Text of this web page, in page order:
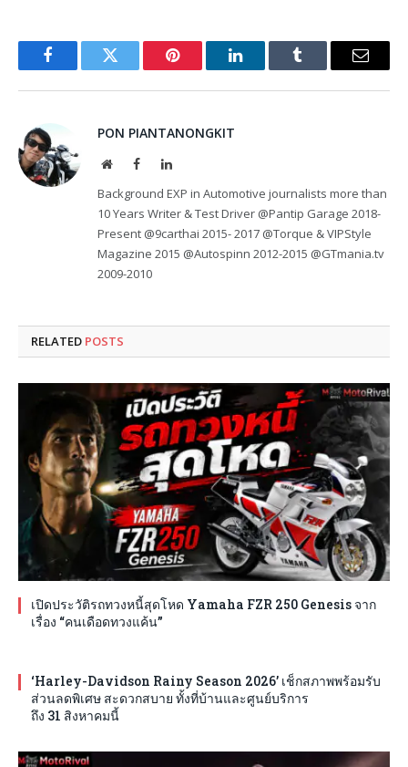
FacebookTwitter Pinterest LinkedInTumblr Email
PON PIANTANONGKIT
WebsiteFacebookLinkedIn
Background EXP in Automotive journalists more than
10 Years Writer & Test Driver @Pantip Garage 2018-
Present @9carthai 2015- 2017 @Torque & VIPStyle
Magazine 2015 @Autospinn 2012-2015 @GTmania.tv
2009-2010
RELATED POSTS
เปิดประวัติรถทวงหนี้สุดโหด Yamaha FZR 250 Genesis จาก
เรื่อง “คนเดือดทวงแค้น”
‘Harley-Davidson Rainy Season 2026’ เช็กสภาพพร้อมรับ
ส่วนลดพิเศษ สะดวกสบาย ทั้งที่บ้านและศูนย์บริการ
ถึง 31 สิงหาคมนี้